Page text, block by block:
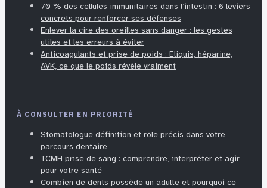
70 % des cellules immunitaires dans l’intestin : 6 leviers
concrets pour renforcer ses défenses
Enlever la cire des oreilles sans danger : les gestes
utiles et les erreurs à éviter
Anticoagulants et prise de poids : Eliquis, héparine,
AVK, ce que le poids révèle vraiment
À CONSULTER EN PRIORITÉ
Stomatologue définition et rôle précis dans votre
parcours dentaire
TCMH prise de sang : comprendre, interpréter et agir
pour votre santé
Combien de dents possède un adulte et pourquoi ce